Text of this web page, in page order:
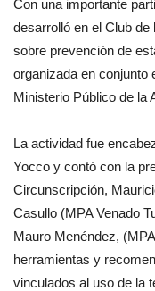
Con una importante
desarrolló en el Club
sobre prevención de
organizada en conjunto
Ministerio Público de la
La actividad fue
Yocco y contó con la
Circunscripción,
Casullo (MPA Venado
Mauro Menéndez,
herramientas y
vinculados al uso de la